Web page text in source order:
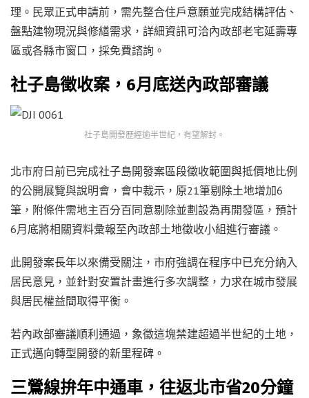
理。民眾正式申請前，需先整合住戶意願並完成結構評估、
盤點建物現況與修繕需求，詳細資訊可洽內政部老宅延壽專
區或各縣市窗口，採免費諮詢。
社子島徵收案，6月底送內政部審議
社子島開發歷經逾半世紀，有望解封。
北市府日前已完成社子島開發案區段徵收範圍與抵價地比例
的公開展覽與說明會，會中裁示，原21筆剔除土地增加6
筆，附條件需地主百分百同意剔除並劃設為再開發區，預計
6月底將相關資料彙報至內政部土地徵收小組進行審議。
此開發案長年以來備受關注，市府強調在程序中已充分納入
居民意見，並針對安置計畫進行多次調整，力求在城市發展
與居民權益間取得平衡。
若內政部審議順利通過，象徵這塊禁建超過半世紀的土地，
正式邁向轉型開發的新里程碑。
三鶯線拚年中通車，往返北市省20分鐘